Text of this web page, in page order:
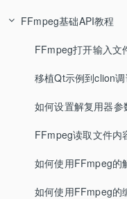
FLV封装格式—音视
MP4封装格式—音视
MPEG-TS封装格式
MKV封装格式
封装格式总结
ffplay基本使用
ffprobe基本使用
FFmpeg学习资料
Linux环境编译动态
Linux环境显式使用
Linux环境封装静态
Linux环境混合使用
Windows编译环境
MSVC编译环境介绍
MSVC编译多个C程
msys2_shell.cmd源
msys2编译C/C++程
用msys2与msvc编
用VsDebug断点调
用WinDbg断点调试
ShiftMediaProject项
ShiftMediaProject具
调试基础知识及原
FFmpeg引入x264
FFmpeg引入文字
FFmpeg引入NVDIA
FFmpeg静态编译
如何裁剪
FFmpeg的API库介
Linux环境使用
vs2019使用
Windows桌面开发介
Qt安装教程
Qt使用FFmpeg的动
Qt使用FFmpeg的静
FFmpeg基础API教程
FFmpeg打开输入文
移植Qt示例到clion
如何设置解复用器
FFmpeg读取文件内
如何使用FFmpeg的
如何使用FFmpeg的